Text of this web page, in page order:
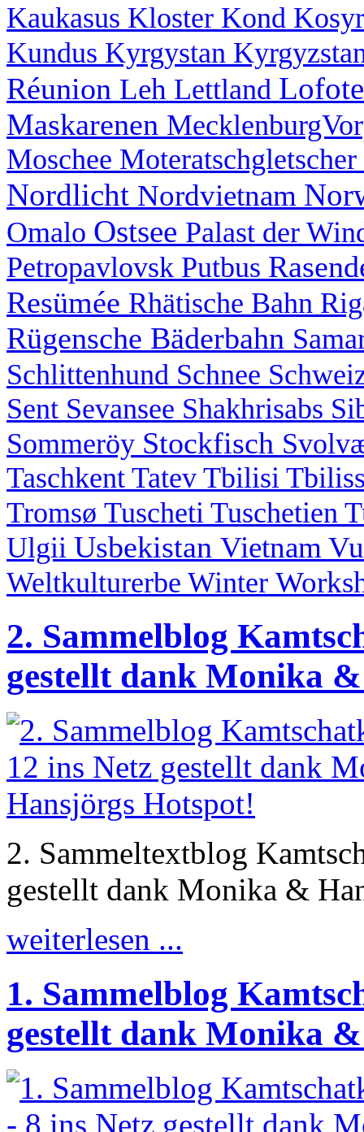
Kaukasus Kloster Kond
Kundus Kyrgystan
Réunion Leh Lettland
Maskarenen
Moschee Moteratschgletscher
Nordlicht Nordvietnam
Omalo Ostsee Palast der
Petropavlovsk Putbus
Resümée Rhätische Bahn
Rügensche Bäderbahn
Schlittenhund Schnee
Sent Sevansee Shakhrisabs
Sommeröy Stockfisch
Taschkent Tatev Tbilisi
Tromsø Tuscheti Tuschetien
Ulgii Usbekistan Vietnam
Weltkulturerbe Winter
2. Sammelblog
gestellt dank Monika
2. Sammeltextblog
gestellt dank Monika &
weiterlesen ...
1. Sammelblog
gestellt dank Monika